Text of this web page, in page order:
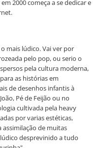
2000 começa a se dedicar e
mais lúdico. Vai ver por
pelo pop, ou serio o
pela cultura moderna,
as histórias em
de desenhos infantis à
Pé de Feijão ou no
cultivada pela heavy
por varias estéticas,
de muitas
desprevinido a tudo